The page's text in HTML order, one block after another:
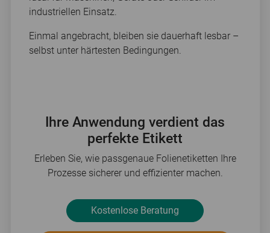
industriellen Einsatz.
Einmal angebracht, bleiben sie dauerhaft lesbar –
selbst unter härtesten Bedingungen.
Ihre Anwendung verdient das
perfekte Etikett
Erleben Sie, wie passgenaue Folienetiketten Ihre
Prozesse sicherer und effizienter machen.
Kostenlose Beratung